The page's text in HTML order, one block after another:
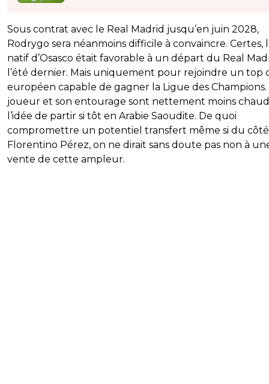
Sous contrat avec le Real Madrid jusqu’en juin 2028,
Rodrygo sera néanmoins difficile à convaincre. Certes,
natif d’Osasco était favorable à un départ du Real
l’été dernier. Mais uniquement pour rejoindre un top
européen capable de gagner la Ligue des Champions.
joueur et son entourage sont nettement moins
l’idée de partir si tôt en Arabie Saoudite. De quoi
compromettre un potentiel transfert même si du
Florentino Pérez, on ne dirait sans doute pas non à
vente de cette ampleur.